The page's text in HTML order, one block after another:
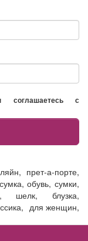
с
, прет-а-порте,
,обувь, сумки,
шелк, блузка,
,для женщин,